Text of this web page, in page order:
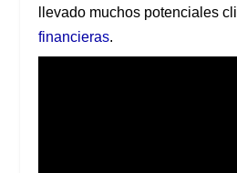
llevado muchos potenciales
financieras.